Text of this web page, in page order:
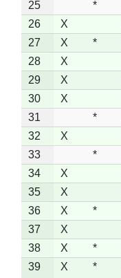
25
*
26
X
27
X *
28
X
29
X
30
X
31
*
32
X
33
*
34
X
35
X
36
X *
37
X
38
X *
39
X *